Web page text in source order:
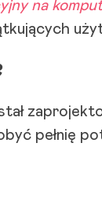
na
pełnię